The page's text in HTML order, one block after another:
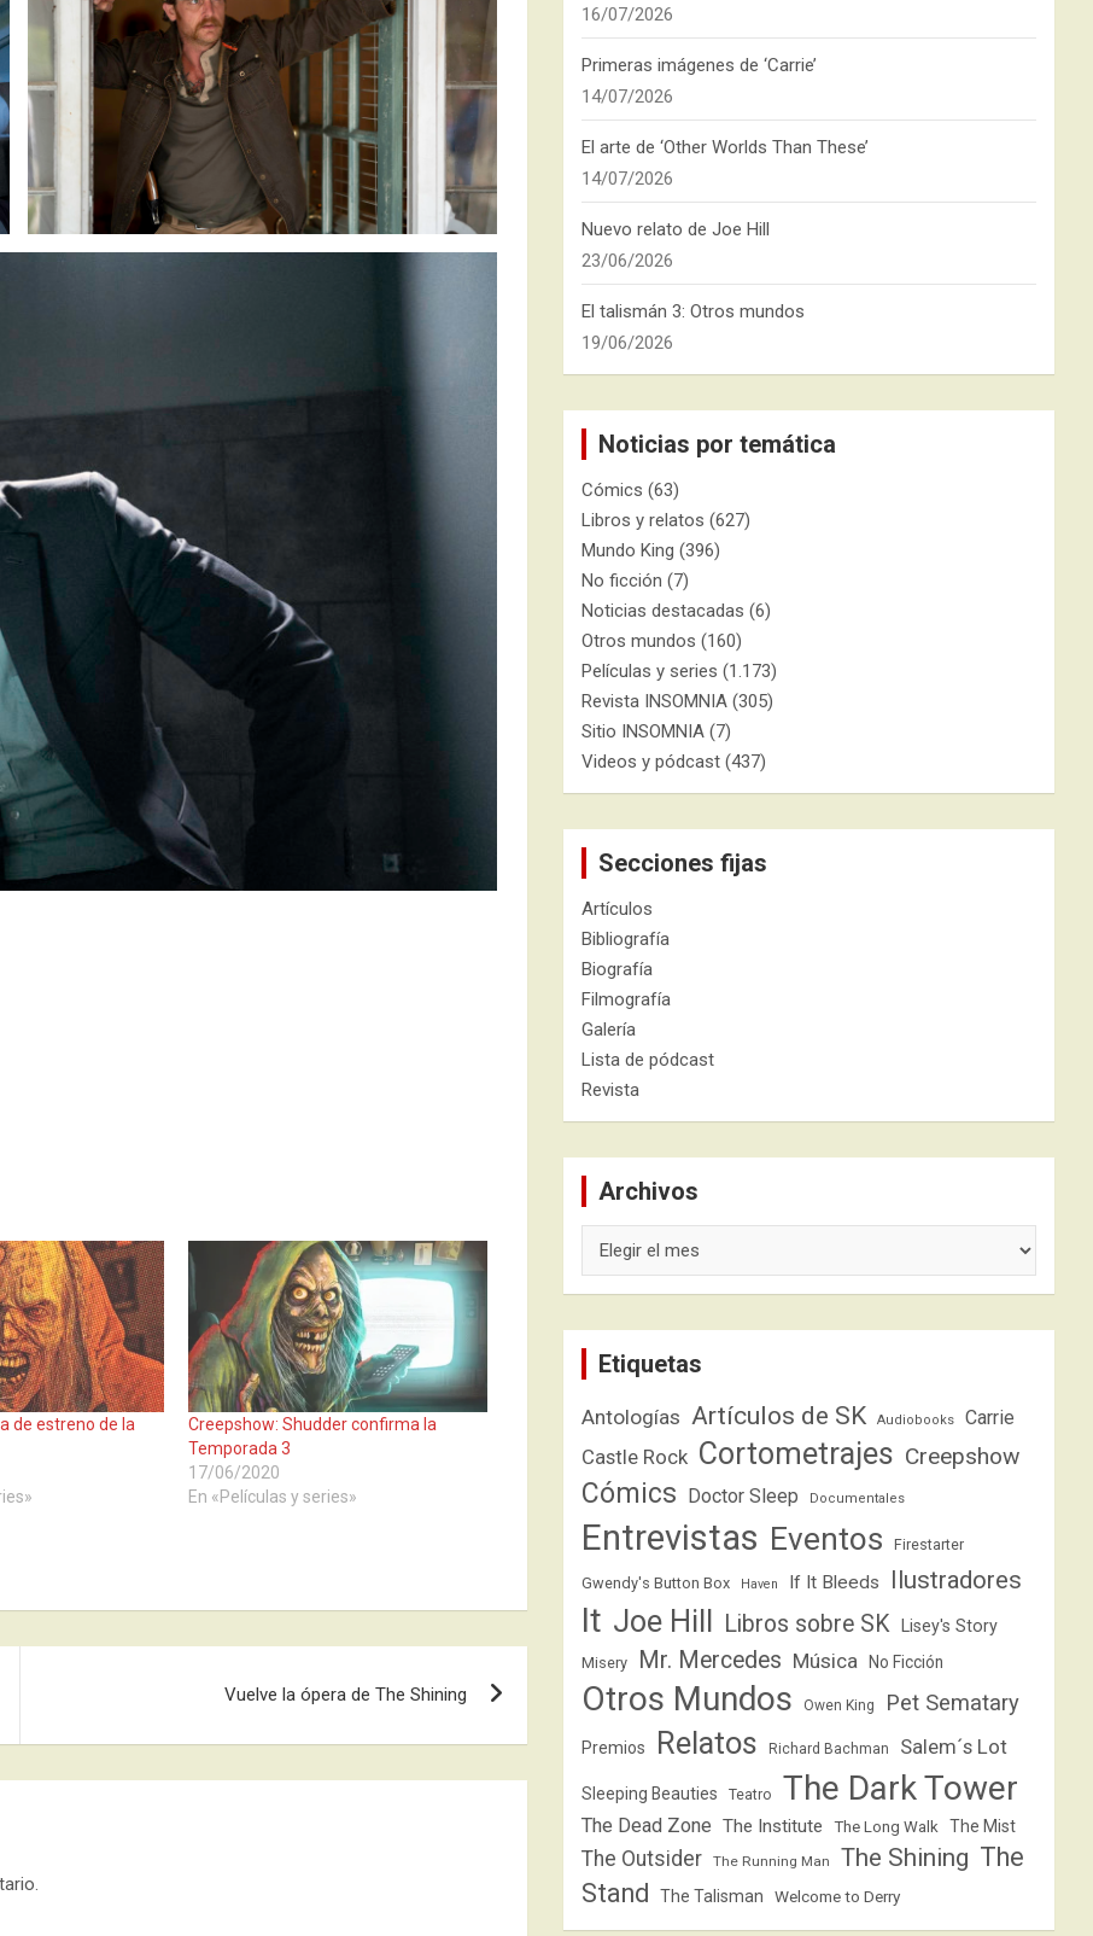
de estreno de la
Creepshow: Shudder confirma la
Temporada 3
17/06/2020
En «Películas y series»
Vuelve la ópera de The Shining
16/07/2026
Primeras imágenes de ‘Carrie’
14/07/2026
El arte de ‘Other Worlds Than These’
14/07/2026
Nuevo relato de Joe Hill
23/06/2026
El talismán 3: Otros mundos
19/06/2026
Noticias por temática
Cómics (63)
Libros y relatos (627)
Mundo King (396)
No ficción (7)
Noticias destacadas (6)
Otros mundos (160)
Películas y series (1.173)
Revista INSOMNIA (305)
Sitio INSOMNIA (7)
Videos y pódcast (437)
Secciones fijas
Artículos
Bibliografía
Biografía
Filmografía
Galería
Lista de pódcast
Revista
Archivos
Etiquetas
Antologías Artículos de SK Audiobooks Carrie
Castle Rock Cortometrajes Creepshow
Cómics Doctor Sleep Documentales
Entrevistas Eventos Firestarter
Gwendy's Button Box Haven If It Bleeds Ilustradores
It Joe Hill Libros sobre SK Lisey's Story
Misery Mr. Mercedes Música No Ficción
Otros Mundos Owen King Pet Sematary
Premios Relatos Richard Bachman Salem´s Lot
Sleeping Beauties Teatro The Dark Tower
The Dead Zone The Institute The Long Walk The Mist
The Outsider The Running Man The Shining The
Stand
The Talisman Welcome to Derry